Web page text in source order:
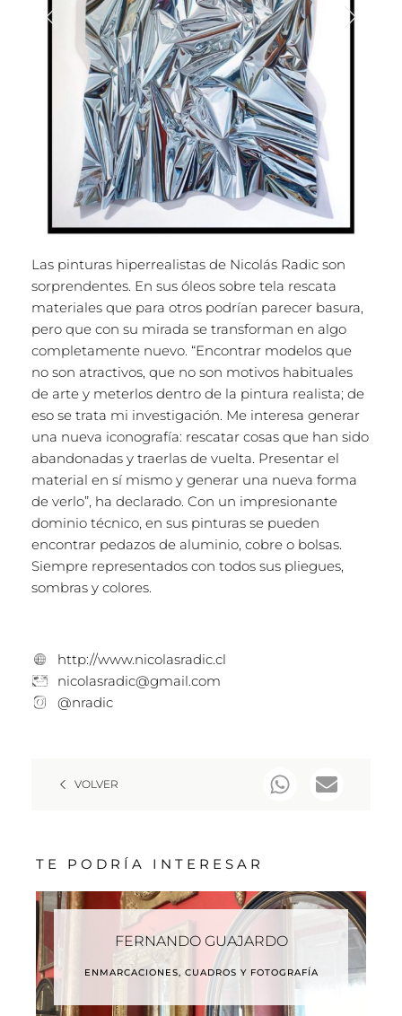
Las pinturas hiperrealistas de Nicolás Radic son
sorprendentes. En sus óleos sobre tela rescata
materiales que para otros podrían parecer basura,
pero que con su mirada se transforman en algo
completamente nuevo. “Encontrar modelos que
no son atractivos, que no son motivos habituales
de arte y meterlos dentro de la pintura realista; de
eso se trata mi investigación. Me interesa generar
una nueva iconografía: rescatar cosas que han sido
abandonadas y traerlas de vuelta. Presentar el
material en sí mismo y generar una nueva forma
de verlo”, ha declarado. Con un impresionante
dominio técnico, en sus pinturas se pueden
encontrar pedazos de aluminio, cobre o bolsas.
Siempre representados con todos sus pliegues,
sombras y colores.
http://www.nicolasradic.cl
nicolasradic@gmail.com
@nradic
VOLVER
TE PODRÍA INTERESAR
FERNANDO GUAJARDO
ENMARCACIONES, CUADROS Y FOTOGRAFÍA